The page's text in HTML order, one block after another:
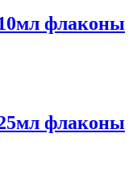
флаконы
флаконы